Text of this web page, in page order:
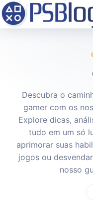
Descubra o
gamer com os
Explore dicas,
tudo em um só
aprimorar suas
jogos ou
nosso